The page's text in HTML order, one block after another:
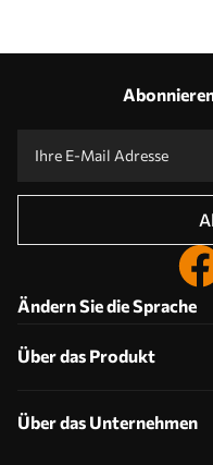
Ändern Sie die Sprache
Über das Produkt
Über das Unternehmen